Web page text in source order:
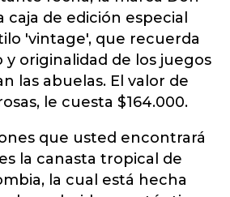
caja de edición especial
'vintage', que recuerda
originalidad de los juegos
las abuelas. El valor de
le cuesta $164.000.
que usted encontrará
la canasta tropical de
la cual está hecha